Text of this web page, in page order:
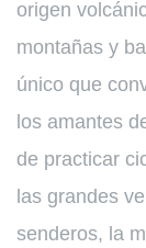
origen
montañas y
único que
los amantes
de practicar
las grandes
senderos, la